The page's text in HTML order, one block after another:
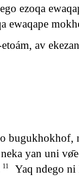
ezoqa
ewaqape
av
bugukhokhof,
yan uni
11
Yaq ndego ni